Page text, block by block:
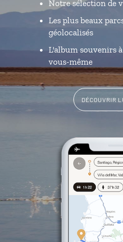
Notre sélection de
Les plus beaux
géolocalisés
L'album souvenirs
vous-même
DÉCOUVRIR